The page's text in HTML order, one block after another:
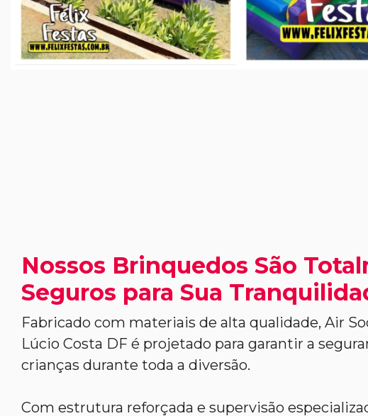
Nossos Brinquedos São
Seguros para Sua
Fabricado com materiais de alta qualidade, Air
Lúcio Costa DF é projetado para garantir a
crianças durante toda a diversão.
Com estrutura reforçada e supervisão